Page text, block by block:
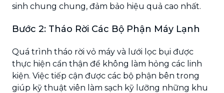
sinh chung chung, đảm bảo hiệu quả cao nhất.
Bước 2: Tháo Rời Các Bộ Phận Máy Lạnh
Quá trình tháo rời vỏ máy và lưới lọc bụi được
thực hiện cẩn thận để không làm hỏng các linh
kiện. Việc tiếp cận được các bộ phận bên trong
giúp kỹ thuật viên làm sạch kỹ lưỡng những khu